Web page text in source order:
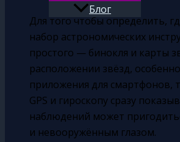
Блог
Поиск
Для того чтобы определить,
набор астрономических
простого — бинокля и карты
расположении звёзд,
приложения для смартфонов,
GPS и гироскопу сразу
наблюдений может
и невооружённым глазом.